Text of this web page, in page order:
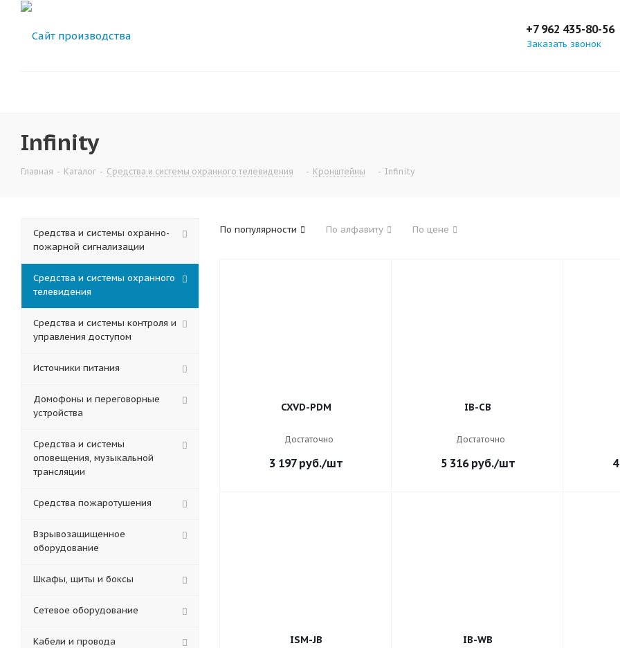
+7 962 435-80-56
Заказать звонок
Infinity
Главная - Каталог - Средства и системы охранного телевидения - Кронштейны - Infinity
По популярности По алфавиту По цене
CXVD-PDM
Достаточно
3 197руб./шт
IB-CB
Достаточно
5 316руб./шт
ISM-JB IB-WB
Средства и системы охранно-
пожарной сигнализации
Средства и системы охранного
телевидения
Средства и системы контроля и
управления доступом
Источники питания
Домофоны и переговорные
устройства
Средства и системы
оповещения, музыкальной
трансляции
Средства пожаротушения
Взрывозащищенное
оборудование
Шкафы, щиты и боксы
Сетевое оборудование
Кабели и провода